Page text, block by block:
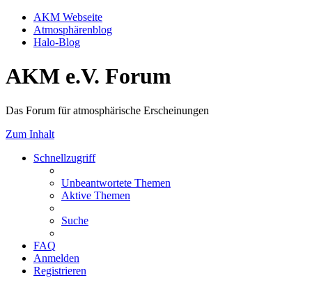
AKM Webseite
Atmosphärenblog
Halo-Blog
AKM e.V. Forum
Das Forum für atmosphärische Erscheinungen
Zum Inhalt
Schnellzugriff
Unbeantwortete Themen
Aktive Themen
Suche
FAQ
Anmelden
Registrieren